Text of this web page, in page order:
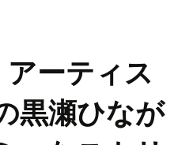
アーティス
黒瀬ひなが